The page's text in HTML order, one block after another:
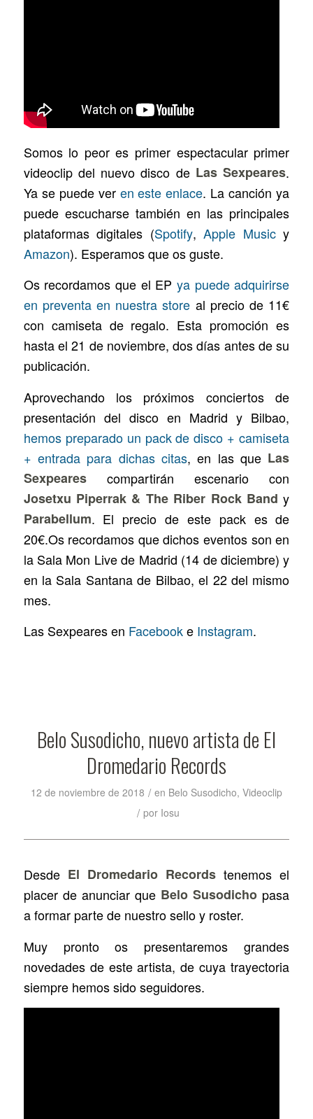
Somos lo peores primer espectacular primer
videoclip del nuevo disco de Las Sexpeares.
Ya se puede ver en este enlace. La canción ya
puede escucharse también en las principales
plataformas digitales (Spotify,Apple Musicy
Amazon). Esperamos que os guste.
Os recordamos que el EPya puede adquirirse
en preventa en nuestra store al precio de 11€
con camiseta de regalo. Esta promoción es
hasta el 21 de noviembre, dos días antes de su
publicación.
Aprovechando los próximos conciertos de
presentación del disco en Madrid y Bilbao,
hemos preparado un pack de disco + camiseta
+ entrada para dichas citas, en las que Las
Sexpearescompartirán escenario con
Josetxu Piperrak & The Riber Rock Band y
Parabellum. El precio de este pack es de
20€.Os recordamos que dichos eventos son en
la Sala Mon Live de Madrid (14 de diciembre) y
en la Sala Santana de Bilbao, el 22 del mismo
mes.
Las Sexpeares en Facebooke Instagram.
Belo Susodicho, nuevo artista de El
Dromedario Records
12 de noviembre de 2018 / en Belo Susodicho, Videoclip
/ por Iosu
Desde El Dromedario Records tenemos el
placer de anunciar que Belo Susodicho pasa
a formar parte de nuestro sello y roster.
Muy pronto os presentaremos grandes
novedades de este artista, de cuya trayectoria
siempre hemos sido seguidores.